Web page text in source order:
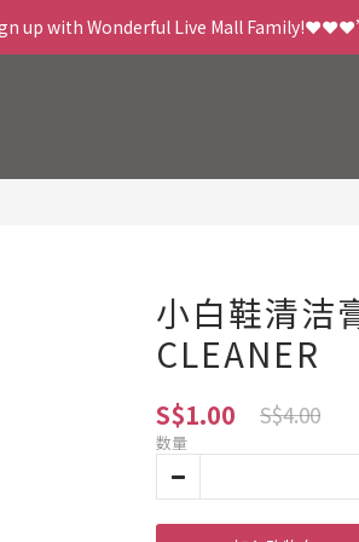
up with Wonderful Live Mall
小白鞋清洁
CLEANER
S$1.00 S$4.00
数量